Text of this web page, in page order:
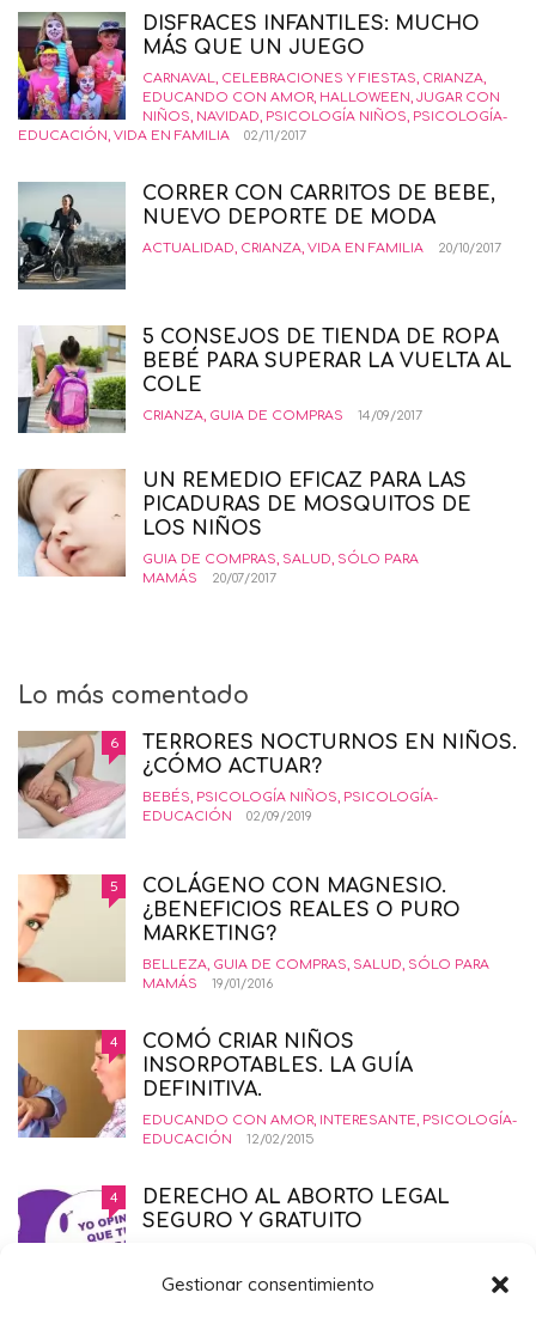
Gestionar consentimiento
DISFRACES INFANTILES: MUCHO
MÁS QUE UN JUEGO
CARNAVAL, CELEBRACIONES Y FIESTAS, CRIANZA,
EDUCANDO CON AMOR, HALLOWEEN, JUGAR CON
NIÑOS, NAVIDAD, PSICOLOGÍA NIÑOS, PSICOLOGÍA-
EDUCACIÓN, VIDA EN FAMILIA 02/11/2017
CORRER CON CARRITOS DE BEBE,
NUEVO DEPORTE DE MODA
ACTUALIDAD, CRIANZA, VIDA EN FAMILIA 20/10/2017
5 CONSEJOS DE TIENDA DE ROPA
BEBÉ PARA SUPERAR LA VUELTA AL
COLE
CRIANZA, GUIA DE COMPRAS 14/09/2017
UN REMEDIO EFICAZ PARA LAS
PICADURAS DE MOSQUITOS DE
LOS NIÑOS
GUIA DE COMPRAS, SALUD, SÓLO PARA
MAMÁS
20/07/2017
Lo más comentado
6
TERRORES NOCTURNOS EN NIÑOS.
¿CÓMO ACTUAR?
BEBÉS, PSICOLOGÍA NIÑOS, PSICOLOGÍA-
EDUCACIÓN
02/09/2019
5
COLÁGENO CON MAGNESIO.
¿BENEFICIOS REALES O PURO
MARKETING?
BELLEZA, GUIA DE COMPRAS, SALUD, SÓLO PARA
MAMÁS
19/01/2016
4
COMÓ CRIAR NIÑOS
INSORPOTABLES. LA GUÍA
DEFINITIVA.
EDUCANDO CON AMOR, INTERESANTE, PSICOLOGÍA-
EDUCACIÓN
12/02/2015
4
DERECHO AL ABORTO LEGAL
SEGURO Y GRATUITO